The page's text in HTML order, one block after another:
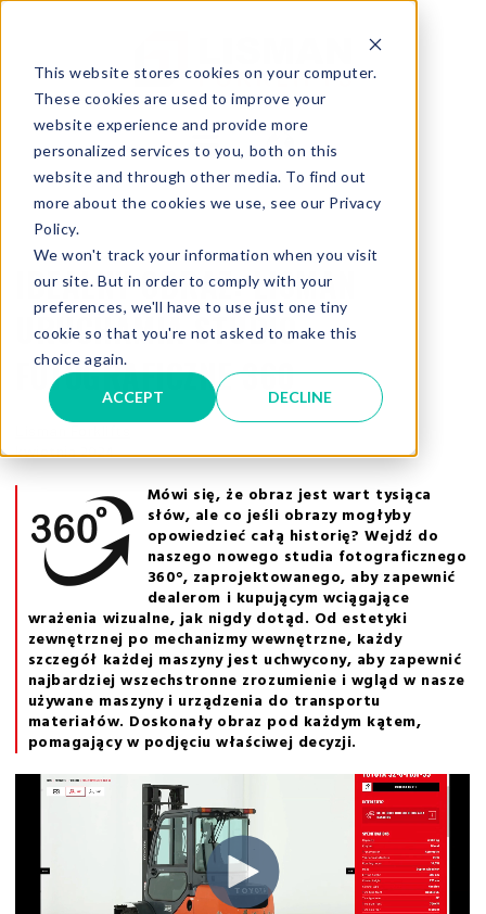
This website stores cookies on your computer.
These cookies are used to improve your
website experience and provide more
personalized services to you, both on this
website and through other media. To find out
more about the cookies we use, see our Privacy
Policy.
We won't track your information when you visit
our site. But in order to comply with your
preferences, we'll have to use just one tiny
cookie so that you're not asked to make this
choice again.
ACCEPT DECLINE
IDEALNY OBRAZ: LISMAN
URUCHAMIA STUDIO
FOTOGRAFICZNE 360
kwietnia 2024
Mówi się, że obraz jest wart tysiąca
słów, ale co jeśli obrazy mogłyby
opowiedzieć całą historię? Wejdź do
naszego nowego studia fotograficznego
360°, zaprojektowanego, aby zapewnić
dealerom i kupującym wciągające
wrażenia wizualne, jak nigdy dotąd. Od estetyki
zewnętrznej po mechanizmy wewnętrzne, każdy
szczegół każdej maszyny jest uchwycony, aby zapewnić
najbardziej wszechstronne zrozumienie i wgląd w nasze
używane maszyny i urządzenia do transportu
materiałów. Doskonały obraz pod każdym kątem,
pomagający w podjęciu właściwej decyzji.